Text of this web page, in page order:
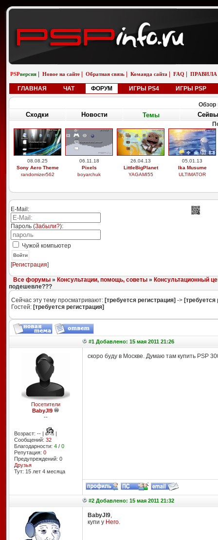
PSPверсия Новое на сайте Обратная связь Команда сайта FAQ ПРАВИЛА
ГЛАВНАЯ ЧАТ ФОРУМ ИГРЫ PS4 ИГРЫ PSP
Обзор
Сходки Новости Темы Сейвы
08.08.25
Sony Aero Theme
randomizer562
06.11.18
Pixels
boyarchuk
26.04.13
LittleBigPlanet
YAGAMI55
05.01.13
Ika Musume
ULTIMATOR
E-Mail:
Пароль (Забыли?):
Чужой компьютер
Войти
[Регистрация]
Все форумы» Консультации, помощь, советы» Консультационный
подешевле???
Сейчас эту тему просматривают: [требуется регистрация] -> [требуется
Гостей: [требуется регистрация]
#1 Добавлено: 15 мая 2011 21:26
Посетители
BabyJl9
--
Возраст: -- |
|
Сообщений: 32
Благодарности: 4/ 0
Репутация: 0
Предупреждений: 0
Друзья
Тут: 15 лет 4 месяцa
скоро буду в Москве. Думаю там купить PSP
#2 Добавлено: 15 мая 2011 21:32
BabyJl9,
купи у Него.